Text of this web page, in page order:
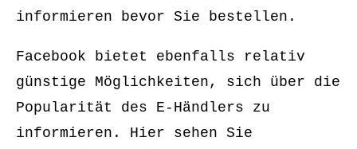
informieren bevor Sie bestellen.
Facebook bietet ebenfalls relativ
günstige Möglichkeiten, sich über die
Popularität des E-Händlers zu
informieren. Hier sehen Sie